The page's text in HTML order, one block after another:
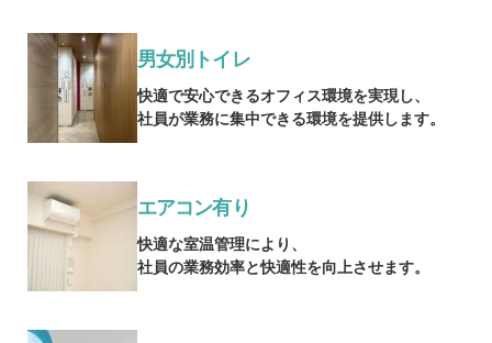
男女別トイレ
快適で安心できるオフィス環境を実現し、
社員が業務に集中できる環境を提供します。
エアコン有り
快適な室温管理により、
社員の業務効率と快適性を向上させます。